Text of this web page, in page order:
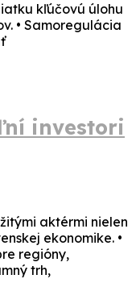
kľúčovú úlohu
• Samoregulácia
investori
aktérmi nielen
ekonomike. •
regióny,
trh,